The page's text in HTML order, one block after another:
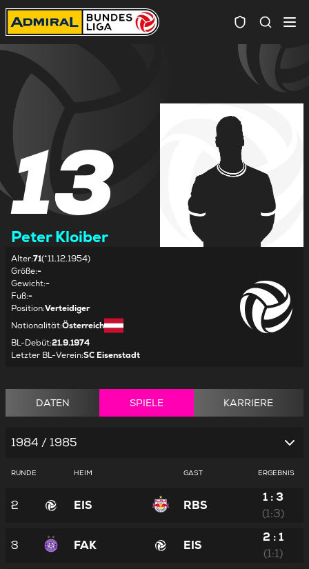
13
Peter Kloiber
Alter:71(*11.12.1954)
Größe:-
Gewicht:-
Fuß:-
Position:Verteidiger
Nationalität:Österreich
BL-Debüt:21.9.1974
Letzter BL-Verein:SC Eisenstadt
DATEN SPIELE KARRIERE
1984 / 1985
RUNDE HEIM GAST ERGEBNIS
2 EIS RBS
1 : 3
(1:3)
3 FAK EIS
2 : 1
(1:1)